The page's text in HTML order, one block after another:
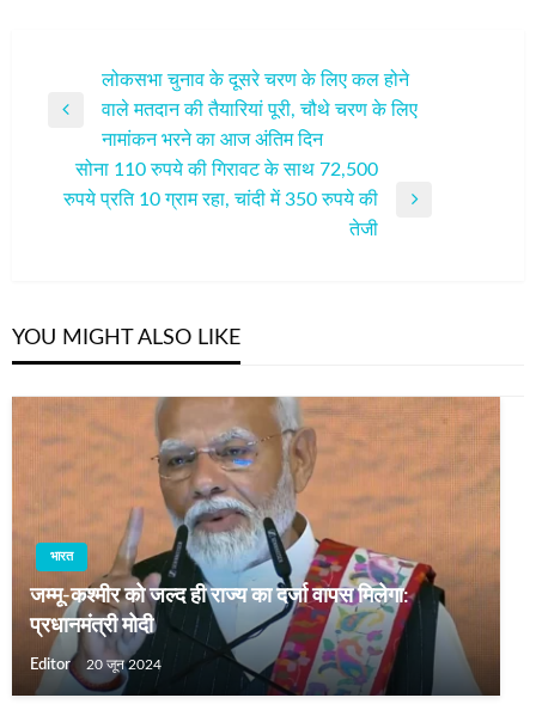
नेविगेशन
Previous
लोकसभा चुनाव के दूसरे चरण के लिए कल होने
वाले मतदान की तैयारियां पूरी, चौथे चरण के लिए
नामांकन भरने का आज अंतिम दिन
Next
सोना 110 रुपये की गिरावट के साथ 72,500
रुपये प्रति 10 ग्राम रहा, चांदी में 350 रुपये की
तेजी
YOU MIGHT ALSO LIKE
भारत
जम्‍मू-कश्‍मीर को जल्‍द ही राज्‍य का दर्जा वापस मिलेगा:
प्रधानमंत्री मोदी
Editor 20 जून 2024